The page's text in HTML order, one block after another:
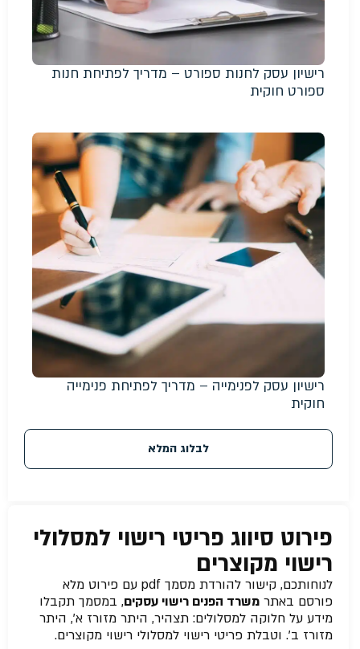
רישיון עסק לחנות ספורט – מדריך לפתיחת חנות
ספורט חוקית
רישיון עסק לפנימייה – מדריך לפתיחת פנימייה
חוקית
לבלוג המלא
פירוט סיווג פריטי רישוי למסלולי
רישוי מקוצרים
לנוחותכם, קישור להורדת מסמך pdf עם פירוט מלא
פורסם באתרמשרד הפנים רישוי עסקים, במסמך תקבלו
מידע על חלוקה למסלולים: תצהיר, היתר מזורז א’, היתר
מזורז ב’. וטבלת פריטי רישוי למסלולי רישוי מקוצרים.